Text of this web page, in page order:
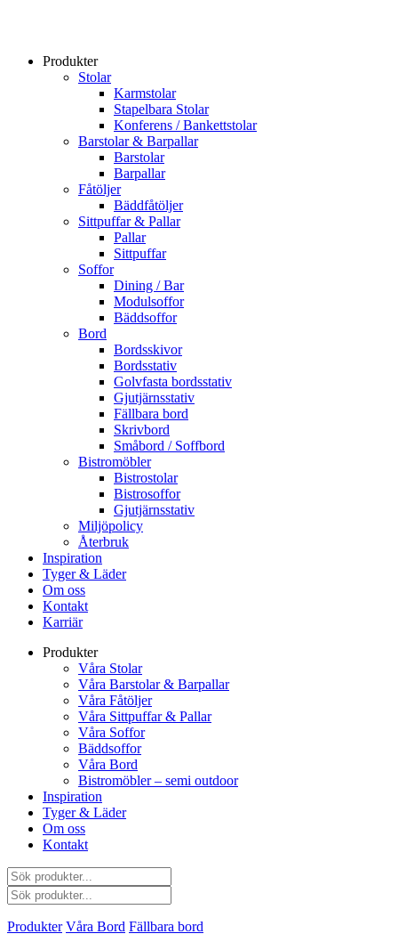
Produkter
Stolar
Karmstolar
Stapelbara Stolar
Konferens / Bankettstolar
Barstolar & Barpallar
Barstolar
Barpallar
Fåtöljer
Bäddfåtöljer
Sittpuffar & Pallar
Pallar
Sittpuffar
Soffor
Dining / Bar
Modulsoffor
Bäddsoffor
Bord
Bordsskivor
Bordsstativ
Golvfasta bordsstativ
Gjutjärnsstativ
Fällbara bord
Skrivbord
Småbord / Soffbord
Bistromöbler
Bistrostolar
Bistrosoffor
Gjutjärnsstativ
Miljöpolicy
Återbruk
Inspiration
Tyger & Läder
Om oss
Kontakt
Karriär
Produkter
Våra Stolar
Våra Barstolar & Barpallar
Våra Fåtöljer
Våra Sittpuffar & Pallar
Våra Soffor
Bäddsoffor
Våra Bord
Bistromöbler – semi outdoor
Inspiration
Tyger & Läder
Om oss
Kontakt
Produkter Våra Bord Fällbara bord